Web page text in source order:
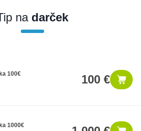
zákazník, musíte sa pred nákupom
podlieha overeniu.
nadarček
100€ 100 €
1000€